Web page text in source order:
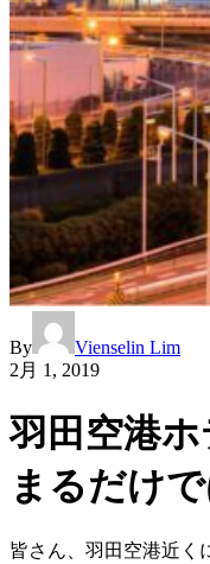
By
Vienselin Lim
2月 1, 2019
羽田空港
まるだけ
皆さん、羽田空港近く